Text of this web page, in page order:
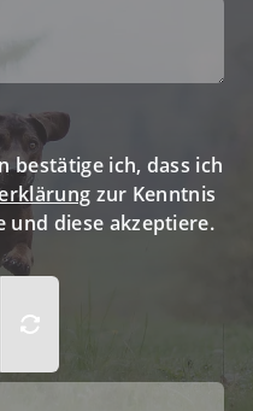
bestätige ich, dass ich
zur Kenntnis
und diese akzeptiere.